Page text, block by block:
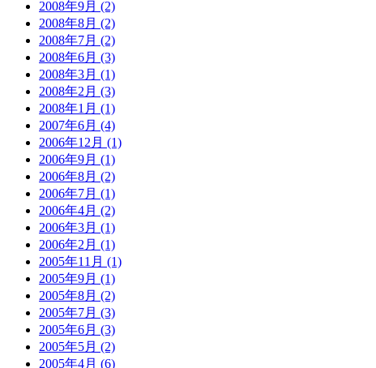
2008年9月 (2)
2008年8月 (2)
2008年7月 (2)
2008年6月 (3)
2008年3月 (1)
2008年2月 (3)
2008年1月 (1)
2007年6月 (4)
2006年12月 (1)
2006年9月 (1)
2006年8月 (2)
2006年7月 (1)
2006年4月 (2)
2006年3月 (1)
2006年2月 (1)
2005年11月 (1)
2005年9月 (1)
2005年8月 (2)
2005年7月 (3)
2005年6月 (3)
2005年5月 (2)
2005年4月 (6)